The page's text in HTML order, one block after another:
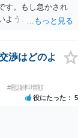
す。もし急かされ
ようご注意下さ
渉はどのよ
#慰謝料増額
役にたった 5